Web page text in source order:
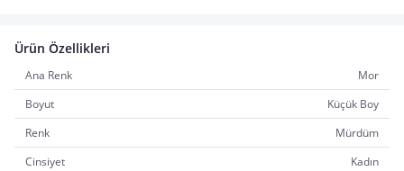
Ürün Özellikleri
Ana Renk
Mor
Boyut
Küçük Boy
Renk
Mürdüm
Cinsiyet
Kadın